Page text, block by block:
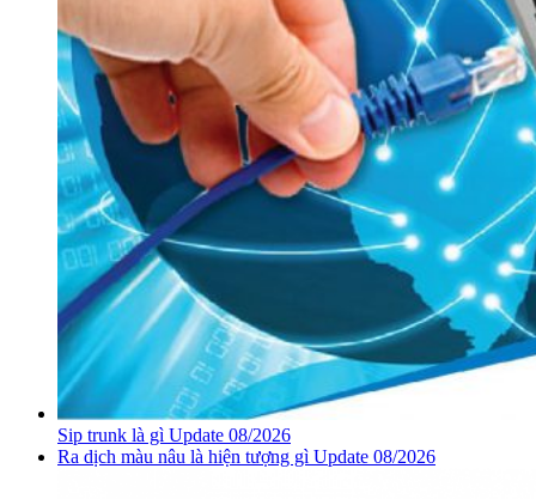
Sip trunk là gì Update 08/2026
Ra dịch màu nâu là hiện tượng gì Update 08/2026